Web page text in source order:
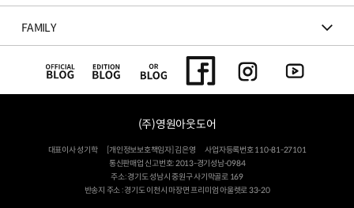
FAMILY
(주)영원아웃도어
대표이사 성기학 [개인정보보호책임자] 김은영
사업자등록번호 110-81-27101
통신판매업 신고번호: 2013-경기성남-0984
주소: 경기도 성남시 중원구 사기막골로 169
반송지 주소 : 경기도 이천시 마장면 프리미엄 아울렛로 33-20